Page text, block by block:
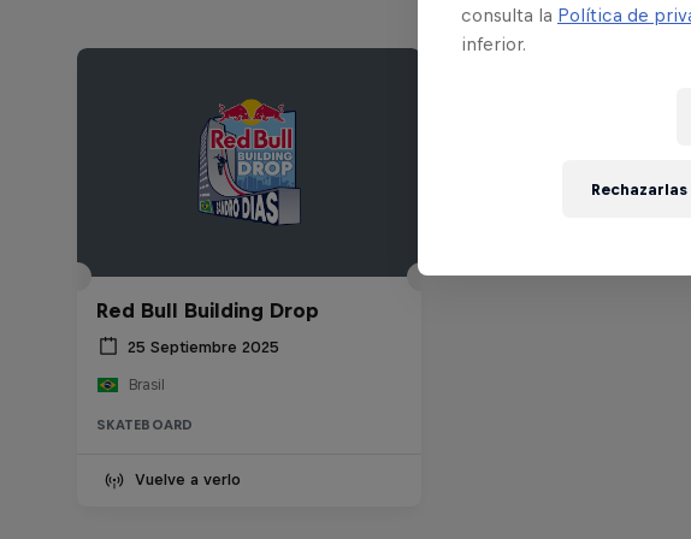
Red Bull Building Drop
25 Septiembre 2025
Brasil
SKATEBOARD
Vuelve a verlo
consulta la Política de
inferior.